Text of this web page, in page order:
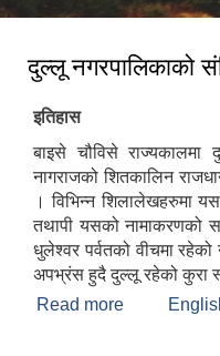
दुल्लू नगरपालिकाको
इतिहास
बाइसे चौविसे राज्यकालमा
नागराजको शितकालिन
। विभिन्न शिलालेखहरुमा
तथापी यसको नामाकरणको
धुलेश्वर पर्वतको वीचमा
अपभ्रंस हुदै दुल्लू रहेको कुरा
Read more about दुल्लू